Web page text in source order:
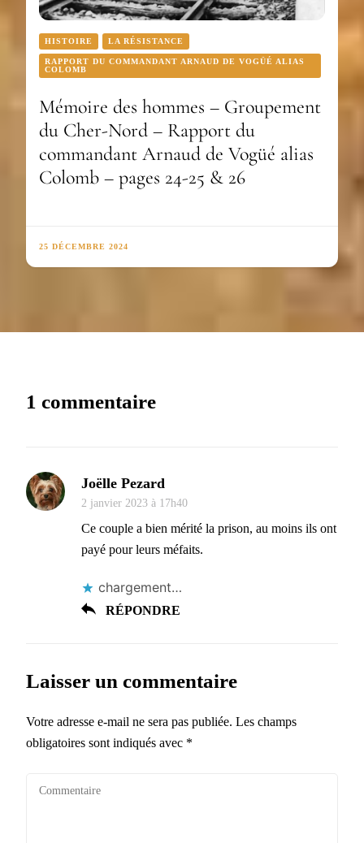
HISTOIRE LA RÉSISTANCE
RAPPORT DU COMMANDANT ARNAUD DE VOGÜÉ ALIAS
COLOMB
Mémoire des hommes – Groupement
du Cher-Nord – Rapport du
commandant Arnaud de Vogüé alias
Colomb – pages 24-25 & 26
25 DÉCEMBRE 2024
1 commentaire
Joëlle Pezard
2 janvier 2023 à 17h40
Ce couple a bien mérité la prison, au moins ils ont
payé pour leurs méfaits.
chargement…
RÉPONDRE
Laisser un commentaire
Votre adresse e-mail ne sera pas publiée. Les champs
obligatoires sont indiqués avec *